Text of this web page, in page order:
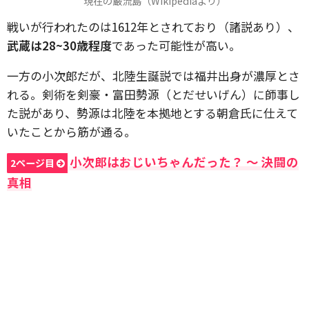
戦いが行われたのは1612年とされており（諸説あり）、
武蔵は28~30歳程度であった可能性が高い。
一方の小次郎だが、北陸生誕説では福井出身が濃厚とさ
れる。剣術を剣豪・富田勢源（とだせいげん）に師事し
た説があり、勢源は北陸を本拠地とする朝倉氏に仕えて
いたことから筋が通る。
2ページ目
小次郎はおじいちゃんだった？ 〜 決闘の
真相